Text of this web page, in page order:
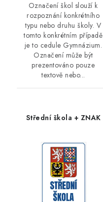
Označení škol slouží k
rozpoznání konkrétního
typu nebo druhu školy. V
tomto konkrétním případě
je to cedule Gymnázium.
Označení může být
prezentováno pouze
textově nebo...
Střední škola + ZNAK